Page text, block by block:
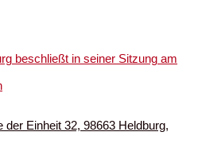
beschließt in seiner Sitzung am
der Einheit 32, 98663 Heldburg,